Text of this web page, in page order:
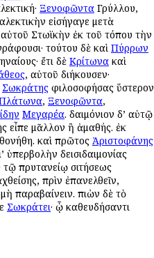
Ξενοφῶντα Γρύλλου,
εἰσήγαγε μετὰ
Στωϊκὴν ἐκ τοῦ τόπου τὴν
τούτου δὲ καὶ Πύρρων
ἔτι δὲ Κρίτωνα καὶ
, αὐτοῦ διήκουσεν·
Σωκράτης φιλοσοφήσας ὕστερον
, Ξενοφῶντα,
Μεγαρέα. δαιμόνιον δ’ αὐτῷ
εἶπε μᾶλλον ἢ ἀμαθής. ἐκ
καὶ πρῶτος Ἀριστοφάνης
δεισιδαιμονίας
τῷ πρυτανείῳ σιτήσεως
πρὶν ἐπανελθεῖν,
παραβαίνειν. πιὼν δὲ τὸ
Σωκράτει· ᾧ καθευδήσαντι